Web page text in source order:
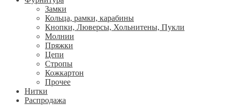
Замки
Кольца, рамки, карабины
Кнопки, Люверсы, Хольнитены, Пукли
Молнии
Пряжки
Цепи
Стропы
Кожкартон
Прочее
Нитки
Распродажа